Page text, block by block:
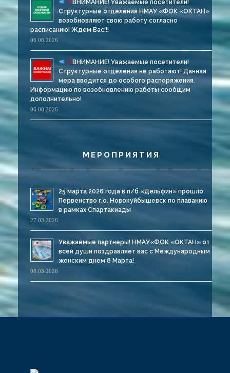
ВНИМАНИЕ! Уважаемые посетители!
Структурные отделения НМАУ «ФОК «ОКТАН»
возобновляют свою работу согласно
расписанию! Ждем Вас!!!
06.08.2026
ВНИМАНИЕ! Уважаемые посетители!
Структурные отделения не работают! Данная
мера вводится до особого распоряжения.
Информацию по возобновлению работы сообщим
дополнительно!
06.08.2026
МЕРОПРИЯТИЯ
25 марта 2026 года в п/б «Дельфин» прошло
Первенство г.о. Новокуйбышевск по плаванию
в рамках Спартакиады
27.03.2026
Уважаемые партнеры! НМАУ«ФОК «ОКТАН» от
всей души поздравляет вас с Международным
женским днем 8 Марта!
08.03.2026